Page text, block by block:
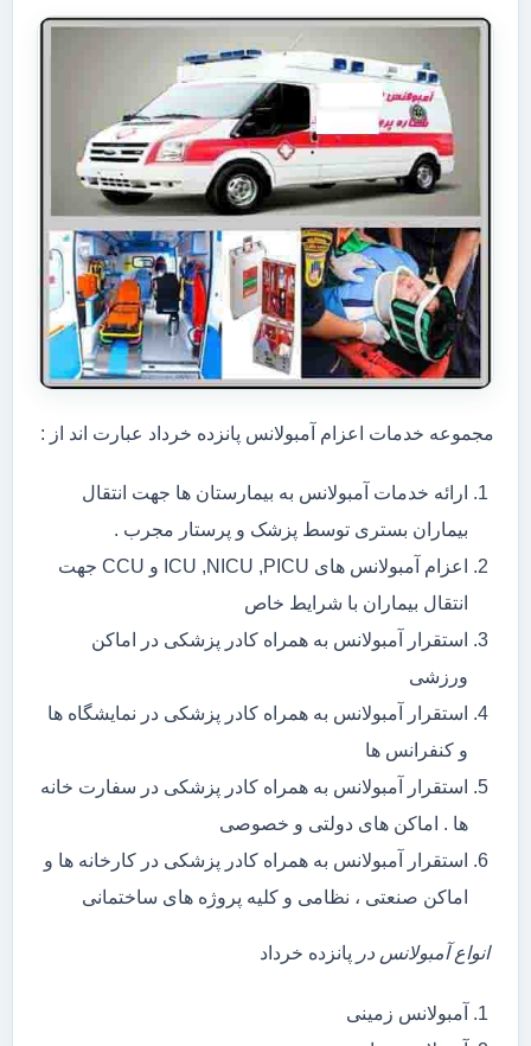
مجموعه خدمات اعزام آمبولانس پانزده خرداد عبارت اند از :
ارائه خدمات آمبولانس به بیمارستان ها جهت انتقال
بیماران بستری توسط پزشک و پرستار مجرب .
اعزام آمبولانس های ICU ,NICU ,PICU و CCU جهت
انتقال بیماران با شرایط خاص
استقرار آمبولانس به همراه کادر پزشکی در اماکن
ورزشی
استقرار آمبولانس به همراه کادر پزشکی در نمایشگاه ها
و کنفرانس ها
استقرار آمبولانس به همراه کادر پزشکی در سفارت خانه
ها . اماکن های دولتی و خصوصی
استقرار آمبولانس به همراه کادر پزشکی در کارخانه ها و
اماکن صنعتی ، نظامی و کلیه پروژه های ساختمانی
انواع آمبولانس در پانزده خرداد
آمبولانس زمینی